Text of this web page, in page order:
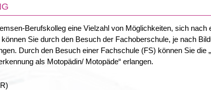
Berufskolleg eine Vielzahl von Möglichkeiten, sich
Sie durch den Besuch der Fachoberschule, je nach
Durch den Besuch einer Fachschule (FS) können Sie die
als Motopädin/ Motopäde“ erlangen.